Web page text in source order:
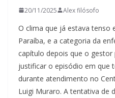
20/11/2025 Alex filósofo
O clima que já estava
Paraíba, e a categoria da
capítulo depois que o
justificar o episódio em que
durante atendimento no
Luigi Muraro. A tentativa de